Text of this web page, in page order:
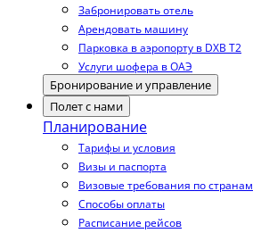
Забронировать отель
Арендовать машину
Парковка в аэропорту в DXB T2
Услуги шофера в ОАЭ
Бронирование и управление
Полет с нами
Планирование
Тарифы и условия
Визы и паспорта
Визовые требования по странам
Способы оплаты
Расписание рейсов